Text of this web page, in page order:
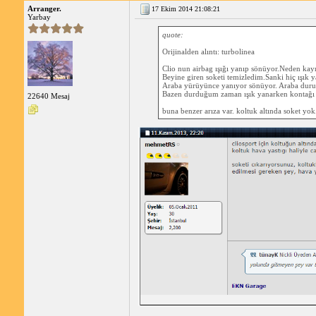
Airbag Işığını Söndürme Adımları:
Sorunun Kaynağını Belirle:
tamircisinde veya yetkili bir Renault bayisinde
Sistemi Sıfırla:Arızalı bileşen değiştirildikten
Renault bayisi tarafından yapılabilir.
Airbag ışığı yanıyorsa, aracını kullanmaktan
Airbag sistemindeki sorunları asla kendi başına
Airbag ışığı yanmaya devam ediyorsa, en
Arranger.
Yarbay
22640 Mesaj
17 Ekim 2014 21:08:21
quote:
Orijinalden alıntı: turbolinea
Clio nun airbag ışığı yanıp sönüyor.Neden
Beyine giren soketi temizledim.Sanki hiç ışık
Araba yürüyünce yanıyor sönüyor. Araba
Bazen durduğum zaman ışık yanarken kontağı
buna benzer arıza var. koltuk altında soket